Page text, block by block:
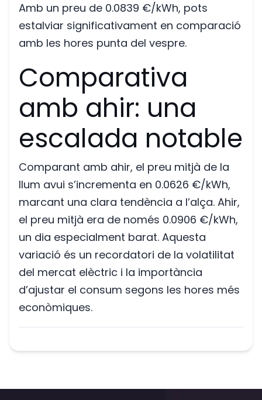
Amb un preu de 0.0839 €/kWh, pots
estalviar significativament en comparació
amb les hores punta del vespre.
Comparativa
amb ahir: una
escalada notable
Comparant amb ahir, el preu mitjà de la
llum avui s’incrementa en 0.0626 €/kWh,
marcant una clara tendència a l’alça. Ahir,
el preu mitjà era de només 0.0906 €/kWh,
un dia especialment barat. Aquesta
variació és un recordatori de la volatilitat
del mercat elèctric i la importància
d’ajustar el consum segons les hores més
econòmiques.